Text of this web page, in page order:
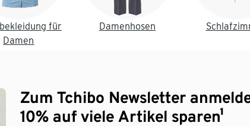
für
Damen
Damenhosen
Zum Tchibo Newsletter
10% auf viele Artikel sparen¹